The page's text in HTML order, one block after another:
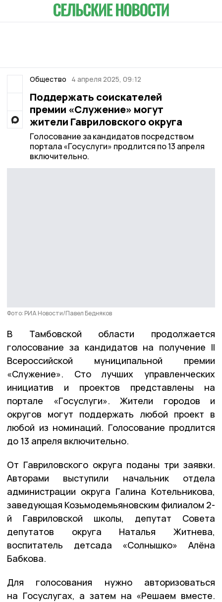
Общество 4 апреля 2025, 09:12
Поддержать соискателей
премии «Служение» могут
жители Гавриловского округа
Голосование за кандидатов посредством
портала «Госуслуги» продлится по 13 апреля
включительно.
Фото: РИА Новости/Павел Бедняков
В Тамбовской области продолжается
голосование за кандидатов на получение II
Всероссийской муниципальной премии
«Служение». Сто лучших управленческих
инициатив и проектов представлены на
портале «Госуслуги». Жители городов и
округов могут поддержать любой проект в
любой из номинаций. Голосование продлится
до 13 апреля включительно.
От Гавриловского округа поданы три заявки.
Авторами выступили начальник отдела
администрации округа Галина Котельникова,
заведующая Козьмодемьяновским филиалом 2-
й Гавриловской школы, депутат Совета
депутатов округа Наталья Житнева,
воспитатель детсада «Солнышко» Алёна
Бабкова.
Для голосования нужно авторизоваться
на Госуслугах, а затем на «Решаем вместе.